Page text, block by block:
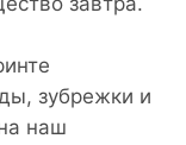
зубрежки и
наш